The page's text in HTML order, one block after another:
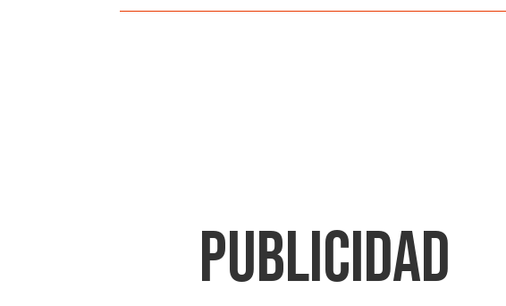
PUBLICIDAD